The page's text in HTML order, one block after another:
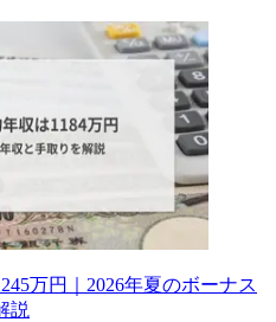
万円｜2026年夏のボーナス
説